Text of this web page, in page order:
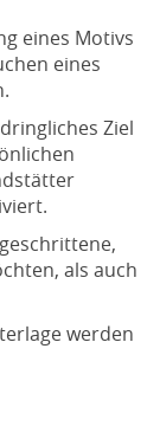
eines Motivs
eines
Ziel
als auch
werden